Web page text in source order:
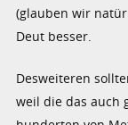
(glauben wir
Deut besser.
Desweiteren
weil die das auch